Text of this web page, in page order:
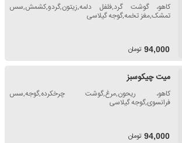
کاهو، گوشت گرد,فلفل دلمه,زیتون,گردو,کشمش,سس
تمشک,مغز تخمه,گوجه گیلاسی
94,000 تومان
میت چیکوسبز
کاهو، ریحون,مرغ,گوشت چرخکرده,گوجه,سس
فرانسوی,گوجه گیلاسی
94,000 تومان